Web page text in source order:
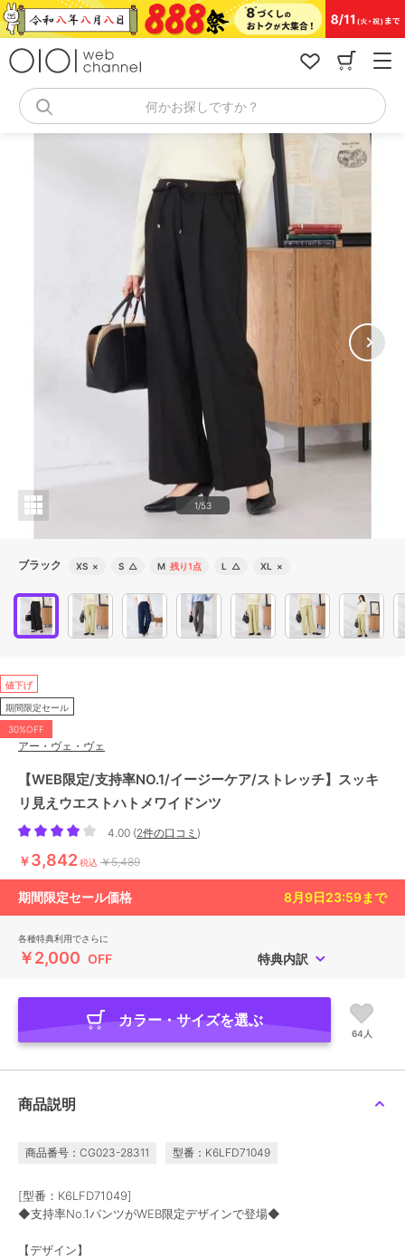
コ
ン
何かお探しですか？
1/53
ブラック XS × S △ M 残り1点 L △ XL ×
値下げ
期間限定セール
30%OFF
アー・ヴェ・ヴェ
【WEB限定/支持率NO.1/イージーケア/ストレッチ】スッキ
リ見えウエストハトメワイドンツ
4.00 (2件の口コミ )
￥3,842 税込 ￥5,489
期間限定セール価格 8月9日23:59まで
各種特典利用でさらに
￥2,000 OFF 特典内訳
カラー・サイズを選ぶ
64人
商品説明
商品番号：CG023-28311 型番：K6LFD71049
[型番：K6LFD71049]
◆支持率No.1パンツがWEB限定デザインで登場◆
【デザイン】